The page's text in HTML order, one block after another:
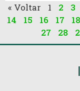
« Voltar 1 2 3
14
15 16 17 18
27
28